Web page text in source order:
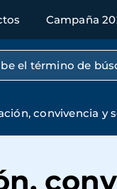
Campaña
por texto
convivencia y